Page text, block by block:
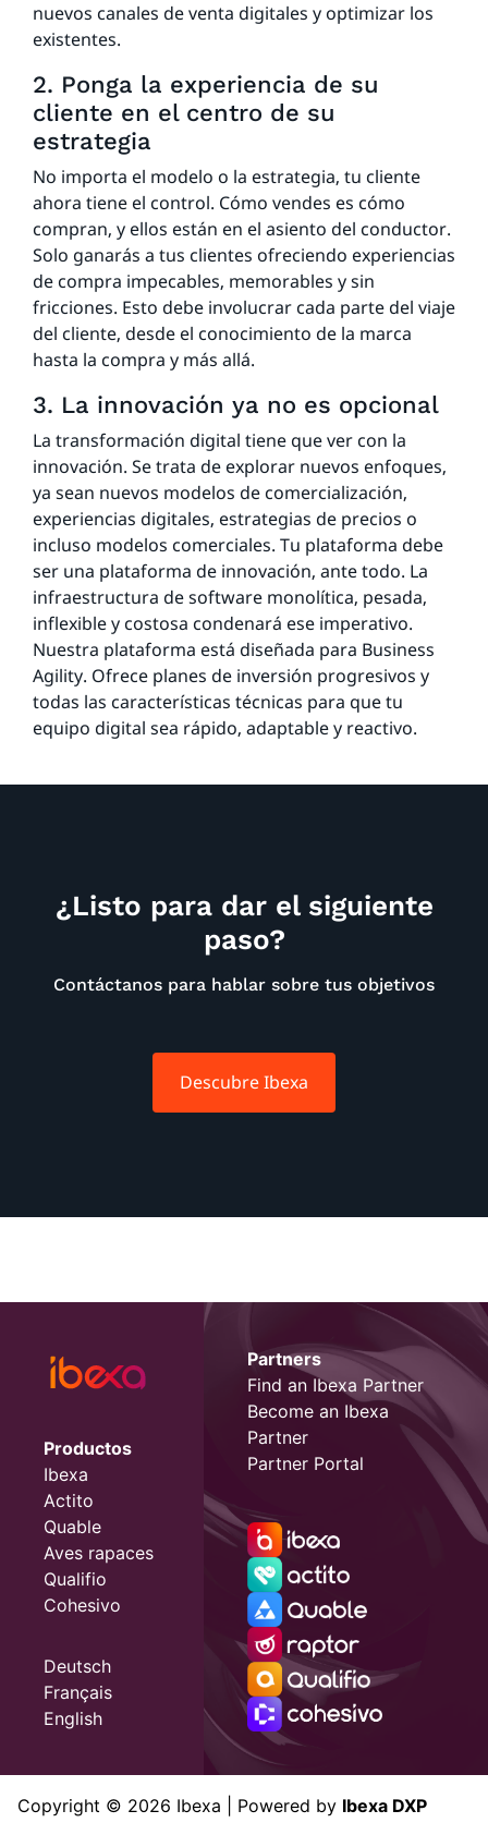
nuevos canales de venta digitales y optimizar los
existentes.
2. Ponga la experiencia de su
cliente en el centro de su
estrategia
No importa el modelo o la estrategia, tu cliente
ahora tiene el control. Cómo vendes es cómo
compran, y ellos están en el asiento del conductor.
Solo ganarás a tus clientes ofreciendo experiencias
de compra impecables, memorables y sin
fricciones. Esto debe involucrar cada parte del viaje
del cliente, desde el conocimiento de la marca
hasta la compra y más allá.
3. La innovación ya no es opcional
La transformación digital tiene que ver con la
innovación. Se trata de explorar nuevos enfoques,
ya sean nuevos modelos de comercialización,
experiencias digitales, estrategias de precios o
incluso modelos comerciales. Tu plataforma debe
ser una plataforma de innovación, ante todo. La
infraestructura de software monolítica, pesada,
inflexible y costosa condenará ese imperativo.
Nuestra plataforma está diseñada para Business
Agility. Ofrece planes de inversión progresivos y
todas las características técnicas para que tu
equipo digital sea rápido, adaptable y reactivo.
¿Listo para dar el siguiente
paso?
Contáctanos para hablar sobre tus objetivos
Descubre Ibexa